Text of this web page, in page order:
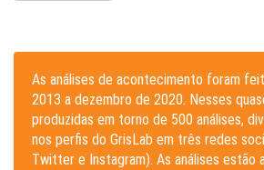
As análises de acontecimento foram
2013 a dezembro de 2020. Nesses
produzidas em torno de 500 análises,
nos perfis do GrisLab em três redes
Twitter e Instagram). As análises estão